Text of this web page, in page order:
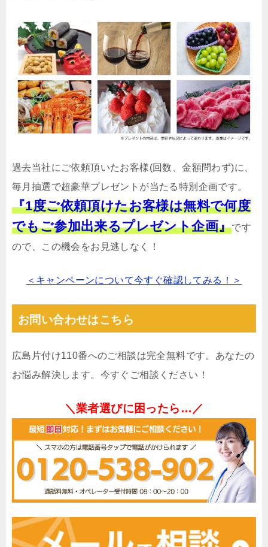
過去当社にご依頼頂いたお客様(回数、金額問わず)に、
毎月抽選で超豪華プレゼントが当たる特別企画です。
『1度ご依頼頂けたお客様は無料で何度
でもご参加出来るプレゼント企画』です
ので、この機会をお見逃しなく！
＜キャンペーンについて今すぐ確認してみる！＞
お問い合わせはこちら
広島片付け110番へのご相談は完全無料です。あなたの
お悩み解決します。今すぐご相談ください！
＼業者選びに困ったら…／